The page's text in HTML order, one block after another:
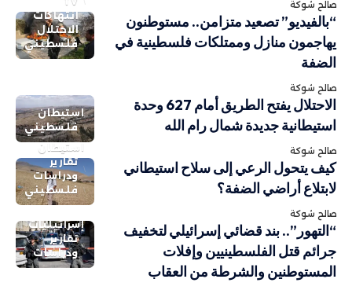
صالح شوكة
انتهاكات
الاحتلال
فلسطيني
“بالفيديو” تصعيد متزامن.. مستوطنون
يهاجمون منازل وممتلكات فلسطينية في
الضفة
صالح شوكة
استيطان
فلسطيني
الاحتلال يفتح الطريق أمام 627 وحدة
استيطانية جديدة شمال رام الله
صالح شوكة
استيطان
تقارير
ودراسات
فلسطيني
كيف يتحول الرعي إلى سلاح استيطاني
لابتلاع أراضي الضفة؟
صالح شوكة
إسرائيليات
تقارير
ودراسات
“التهور”.. بند قضائي إسرائيلي لتخفيف
جرائم قتل الفلسطينيين وإفلات
المستوطنين والشرطة من العقاب